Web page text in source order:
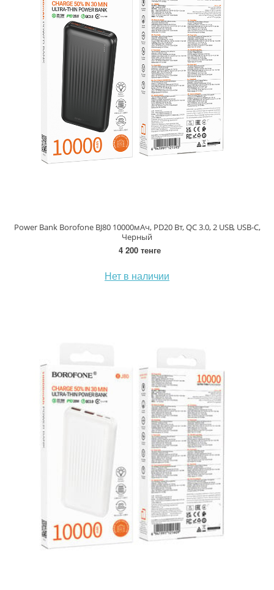
Power Bank Borofone BJ80 10000мАч, PD20 Вт, QC 3.0, 2 USB, USB-C,
Черный
4 200 тенге
Нет в наличии